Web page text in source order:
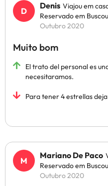
Denis Viajou em
Reservado em
Outubro 2020
Muito bom
El trato del personal es
necesitaramos.
Para tener 4 estrellas
Mariano De Paco
Reservado em
Outubro 2020